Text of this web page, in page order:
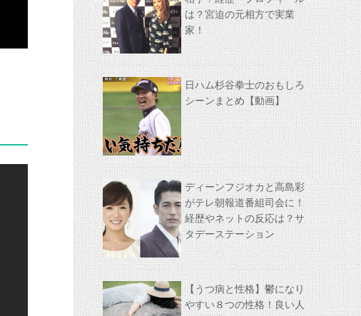
は？宮迫の元相方で実業
家！
日ハム杉谷拳士のおもしろ
シーンまとめ【動画】
ディーンフジオカと高島彩
がテレ朝報道番組司会に！
経歴やネットの反応は？サ
タデーステーション
【うつ病と性格】鬱になり
やすい８つの性格！良い人